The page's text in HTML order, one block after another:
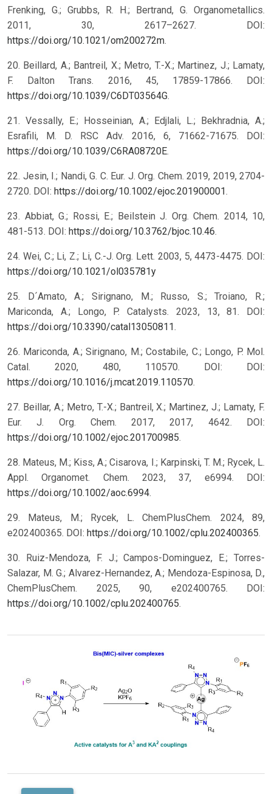
Frenking, G.; Grubbs, R. H.; Bertrand, G. Organometallics.
2011, 30, 2617–2627. DOI:
https://doi.org/10.1021/om200272m.
20. Beillard, A.; Bantreil, X.; Metro, T.-X.; Martinez, J.; Lamaty,
F. Dalton Trans. 2016, 45, 17859-17866. DOI:
https://doi.org/10.1039/C6DT03564G.
21. Vessally, E.; Hosseinian, A.; Edjlali, L.; Bekhradnia, A.;
Esrafili, M. D. RSC Adv. 2016, 6, 71662-71675. DOI:
https://doi.org/10.1039/C6RA08720E.
22. Jesin, I.; Nandi, G. C. Eur. J. Org. Chem. 2019, 2019, 2704-
2720. DOI: https://doi.org/10.1002/ejoc.201900001.
23. Abbiat, G.; Rossi, E.; Beilstein J. Org. Chem. 2014, 10,
481-513. DOI: https://doi.org/10.3762/bjoc.10.46.
24. Wei, C.; Li, Z.; Li, C.-J. Org. Lett. 2003, 5, 4473-4475. DOI:
https://doi.org/10.1021/ol035781y
25. D´Amato, A.; Sirignano, M.; Russo, S.; Troiano, R.;
Mariconda, A.; Longo, P. Catalysts. 2023, 13, 81. DOI:
https://doi.org/10.3390/catal13050811.
26. Mariconda, A.; Sirignano, M.; Costabile, C.; Longo, P. Mol.
Catal. 2020, 480, 110570. DOI: DOI:
https://doi.org/10.1016/j.mcat.2019.110570.
27. Beillar, A.; Metro, T.-X.; Bantreil, X.; Martinez, J.; Lamaty, F.
Eur. J. Org. Chem. 2017, 2017, 4642. DOI:
https://doi.org/10.1002/ejoc.201700985.
28. Mateus, M.; Kiss, A.; Cisarova, I.; Karpinski, T. M.; Rycek, L.
Appl. Organomet. Chem. 2023, 37, e6994. DOI:
https://doi.org/10.1002/aoc.6994.
29. Mateus, M.; Rycek, L. ChemPlusChem. 2024, 89,
e202400365. DOI: https://doi.org/10.1002/cplu.202400365.
30. Ruiz-Mendoza, F. J.; Campos-Dominguez, E.; Torres-
Salazar, M. G.; Alvarez-Hernandez, A.; Mendoza-Espinosa, D.,
ChemPlusChem. 2025, 90, e202400765. DOI:
https://doi.org/10.1002/cplu.202400765.